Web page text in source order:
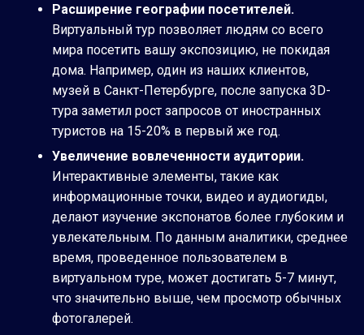
Расширение географии посетителей.
Виртуальный тур позволяет людям со всего
мира посетить вашу экспозицию, не покидая
дома. Например, один из наших клиентов,
музей в Санкт-Петербурге, после запуска 3D-
тура заметил рост запросов от иностранных
туристов на 15-20% в первый же год.
Увеличение вовлеченности аудитории.
Интерактивные элементы, такие как
информационные точки, видео и аудиогиды,
делают изучение экспонатов более глубоким и
увлекательным. По данным аналитики, среднее
время, проведенное пользователем в
виртуальном туре, может достигать 5-7 минут,
что значительно выше, чем просмотр обычных
фотогалерей.